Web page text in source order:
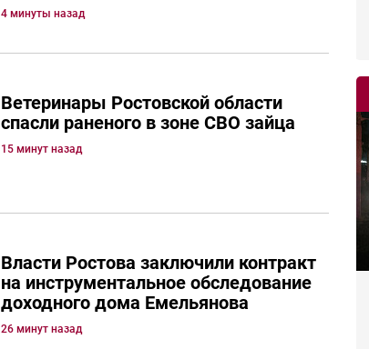
4 минуты назад
Ветеринары Ростовской области
спасли раненого в зоне СВО зайца
15 минут назад
Власти Ростова заключили контракт
на инструментальное обследование
доходного дома Емельянова
26 минут назад